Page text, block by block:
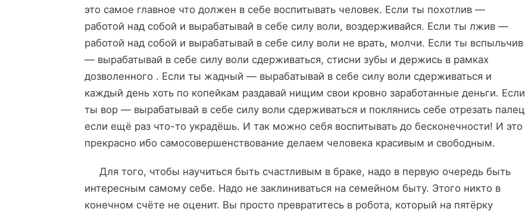
это самое главное что должен в себе воспитывать человек. Если ты похотлив —
работой над собой и вырабатывай в себе силу воли, воздерживайся. Если ты лжив —
работой над собой и вырабатывай в себе силу воли не врать, молчи. Если ты вспыльчив
— вырабатывай в себе силу воли сдерживаться, стисни зубы и держись в рамках
дозволенного . Если ты жадный — вырабатывай в себе силу воли сдерживаться и
каждый день хоть по копейкам раздавай нищим свои кровно заработанные деньги. Если
ты вор — вырабатывай в себе силу воли сдерживаться и поклянись себе отрезать палец
если ещё раз что-то украдёшь. И так можно себя воспитывать до бесконечности! И это
прекрасно ибо самосовершенствование делаем человека красивым и свободным.
Для того, чтобы научиться быть счастливым в браке, надо в первую очередь быть
интересным самому себе. Надо не заклиниваться на семейном быту. Этого никто в
конечном счёте не оценит. Вы просто превратитесь в робота, который на пятёрку